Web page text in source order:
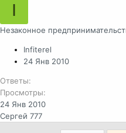
I
Незаконное
Infiterel
24 Янв 2010
Ответы
Просмотры
24 Янв 2010
Сергей 777